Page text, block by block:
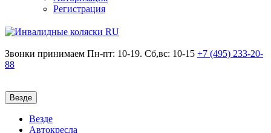
Регистрация
Звонки принимаем Пн-пт: 10-19. Сб,вс: 10-15 +7 (495) 233-20-
88
Везде
Везде
Автокресла